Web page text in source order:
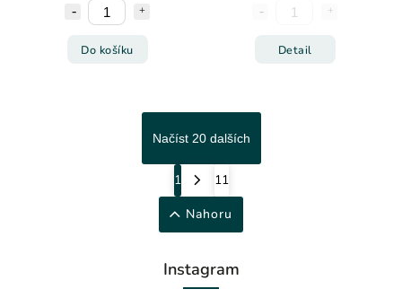
Do košíku Detail
Načíst 20 dalších
1
11
Nahoru
Instagram